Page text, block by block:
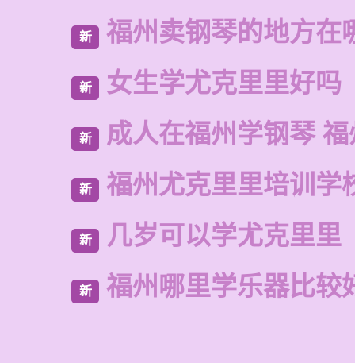
新 福州卖钢琴的地方在
新 女生学尤克里里好吗
新 成人在福州学钢琴
新 福州尤克里里培训学
新 几岁可以学尤克里里
新 福州哪里学乐器比较